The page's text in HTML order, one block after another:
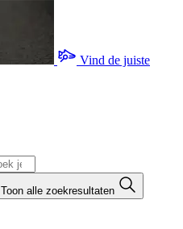
Vind de juiste
Toon alle zoekresultaten